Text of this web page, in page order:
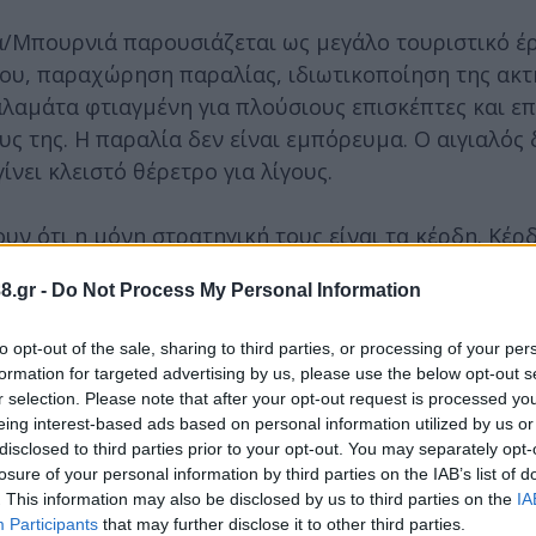
- Do Not Process My Personal Information
opt-out of the sale, sharing to third parties, or processing of your
for targeted advertising by us, please use the below opt-out
selection. Please note that after your opt-out request is processed
interest-based ads based on personal information utilized by us
to third parties prior to your opt-out. You may separately
of your personal information by third parties on the IAB’s list of
This information may also be disclosed by us to third parties on the
Participants that may further disclose it to other third parties.
παρουσιάζεται ως μεγάλο τουριστικό
παραχώρηση παραλίας, ιδιωτικοποίηση της
φτιαγμένη για πλούσιους επισκέπτες και
της. Η παραλία δεν είναι εμπόρευμα. Ο αιγιαλός
κλειστό θέρετρο για λίγους.
ότι η μόνη στρατηγική τους είναι τα κέρδη.
ενοίκια για τον λαό, υποβάθμιση της
στις δημόσιες υποδομές. Η τουριστικοποίηση
για να βολευτούν οι λίγοι.
του ισραηλινού κράτους και των
όποιος έρχεται από μια οικονομία
Δεν δεχόμαστε τον τουρισμό, τις